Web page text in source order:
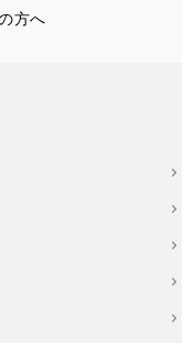
方へ